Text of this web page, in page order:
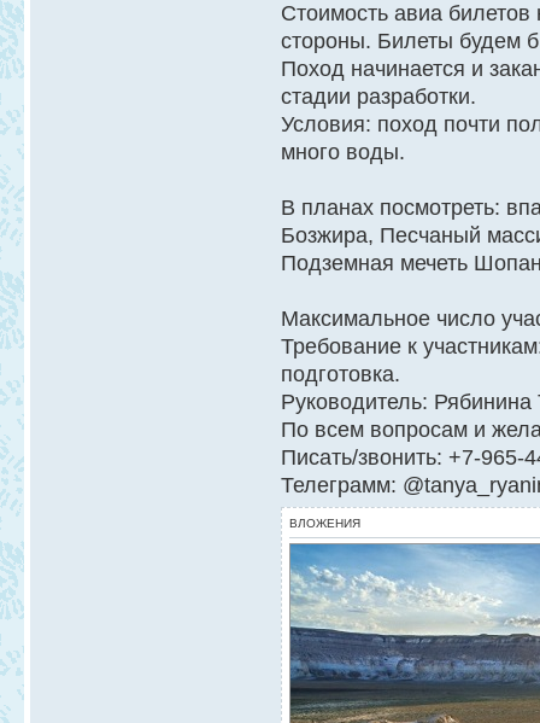
Стоимость авиа
стороны. Билеты будем
Поход начинается и
стадии разработки.
Условия: поход почти
много воды.
В планах посмотреть:
Бозжира, Песчаный
Подземная мечеть
Максимальное число
Требование к
подготовка.
Руководитель: Рябинина
По всем вопросам и
Писать/звонить: +7-965-
Телеграмм:
ВЛОЖЕНИЯ